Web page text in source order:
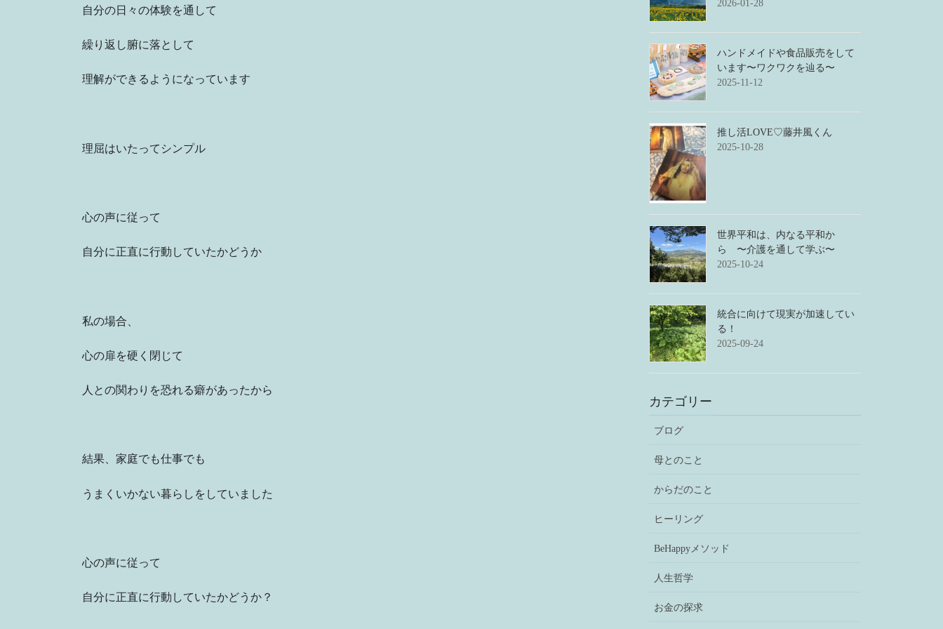
自分の日々の体験を通して
繰り返し腑に落として
理解ができるようになっています
理屈はいたってシンプル
心の声に従って
自分に正直に行動していたかどうか
私の場合、
心の扉を硬く閉じて
人との関わりを恐れる癖があったから
結果、家庭でも仕事でも
うまくいかない暮らしをしていました
心の声に従って
自分に正直に行動していたかどうか？
2026-01-28
ハンドメイドや食品販売をして
います〜ワクワクを辿る〜
2025-11-12
推し活LOVE♡藤井風くん
2025-10-28
世界平和は、内なる平和か
ら 〜介護を通して学ぶ〜
2025-10-24
統合に向けて現実が加速してい
る！
2025-09-24
カテゴリー
ブログ
母とのこと
からだのこと
ヒーリング
BeHappyメソッド
人生哲学
お金の探求